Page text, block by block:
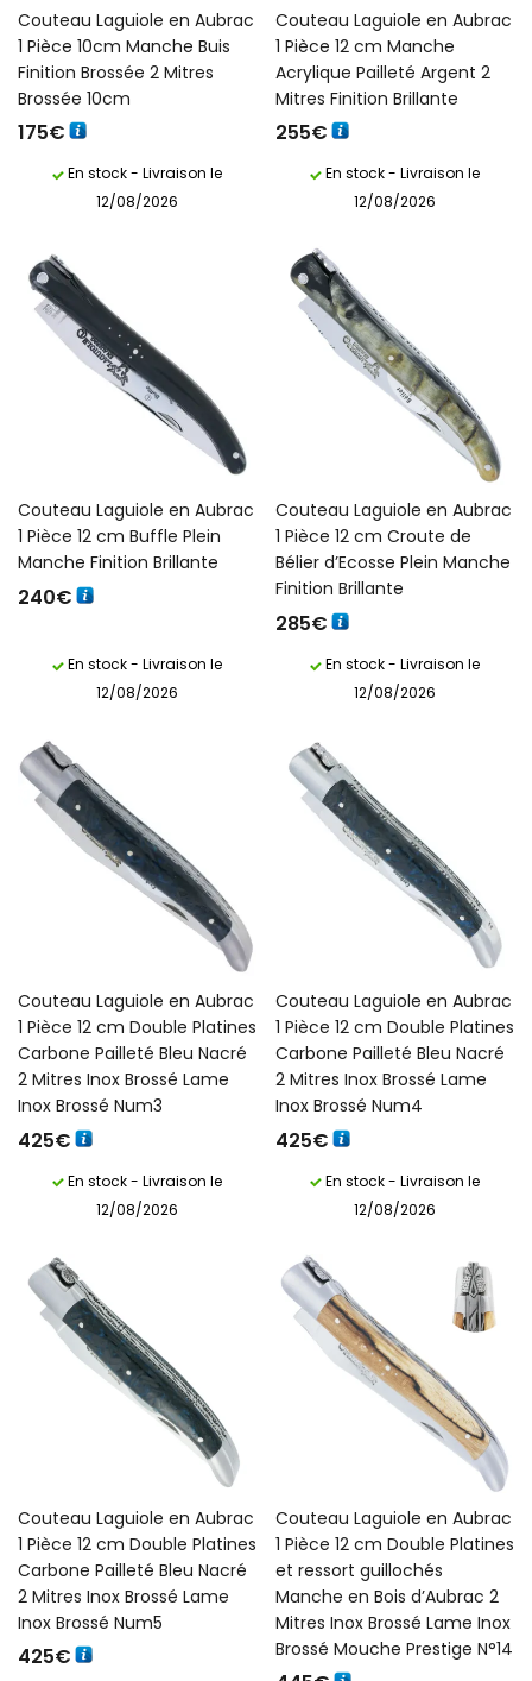
Couteau Laguiole en Aubrac
1 Pièce 10cm Manche Buis
Finition Brossée 2 Mitres
Brossée 10cm
175€
En stock - Livraison le
12/08/2026
Couteau Laguiole en Aubrac
1 Pièce 12 cm Manche
Acrylique Pailleté Argent 2
Mitres Finition Brillante
255€
En stock - Livraison le
12/08/2026
Couteau Laguiole en Aubrac
1 Pièce 12 cm Buffle Plein
Manche Finition Brillante
240€
En stock - Livraison le
12/08/2026
Couteau Laguiole en Aubrac
1 Pièce 12 cm Croute de
Bélier d’Ecosse Plein Manche
Finition Brillante
285€
En stock - Livraison le
12/08/2026
Couteau Laguiole en Aubrac
1 Pièce 12 cm Double Platines
Carbone Pailleté Bleu Nacré
2 Mitres Inox Brossé Lame
Inox Brossé Num3
425€
En stock - Livraison le
12/08/2026
Couteau Laguiole en Aubrac
1 Pièce 12 cm Double Platines
Carbone Pailleté Bleu Nacré
2 Mitres Inox Brossé Lame
Inox Brossé Num4
425€
En stock - Livraison le
12/08/2026
Couteau Laguiole en Aubrac
1 Pièce 12 cm Double Platines
Carbone Pailleté Bleu Nacré
2 Mitres Inox Brossé Lame
Inox Brossé Num5
425€
Couteau Laguiole en Aubrac
1 Pièce 12 cm Double Platines
et ressort guillochés
Manche en Bois d’Aubrac 2
Mitres Inox Brossé Lame Inox
Brossé Mouche Prestige N°14